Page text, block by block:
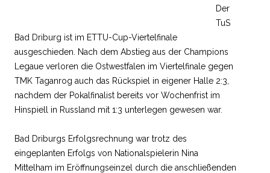
Der
TuS
Bad Driburg ist im ETTU-Cup-Viertelfinale
ausgeschieden. Nach dem Abstieg aus der Champions
Legaue verloren die Ostwestfalen im Viertelfinale gegen
TMK Taganrog auch das Rückspiel in eigener Halle 2:3,
nachdem der Pokalfinalist bereits vor Wochenfrist im
Hinspiell in Russland mit 1:3 unterlegen gewesen war.
Bad Driburgs Erfolgsrechnung war trotz des
eingeplanten Erfolgs von Nationalspielerin Nina
Mittelham im Eröffnungseinzel durch die anschließenden